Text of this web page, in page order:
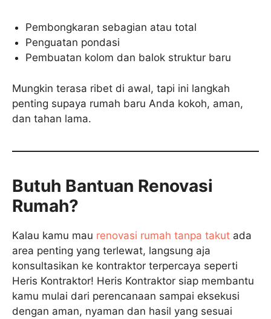
Pembongkaran sebagian atau total
Penguatan pondasi
Pembuatan kolom dan balok struktur baru
Mungkin terasa ribet di awal, tapi ini langkah
penting supaya rumah baru Anda kokoh, aman,
dan tahan lama.
Butuh Bantuan Renovasi
Rumah?
Kalau kamu mau renovasi rumah tanpa takut ada
area penting yang terlewat, langsung aja
konsultasikan ke kontraktor terpercaya seperti
Heris Kontraktor! Heris Kontraktor siap membantu
kamu mulai dari perencanaan sampai eksekusi
dengan aman, nyaman dan hasil yang sesuai